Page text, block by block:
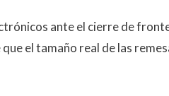
ante el cierre de
el tamaño real de las